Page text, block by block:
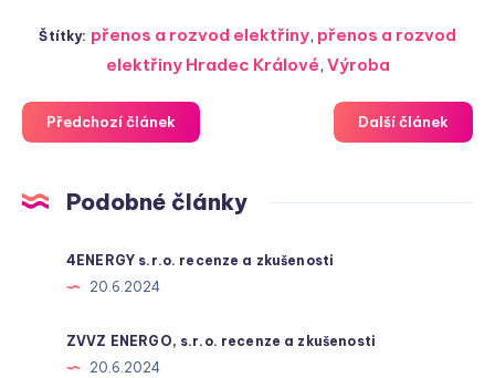
Štítky: přenos a rozvod elektřiny, přenos a rozvod
elektřiny Hradec Králové, Výroba
Předchozí článek Další článek
Podobné články
4ENERGY s.r.o. recenze a zkušenosti
20.6.2024
ZVVZ ENERGO, s.r.o. recenze a zkušenosti
20.6.2024